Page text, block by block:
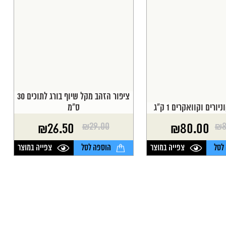
וקוואקרים 1 ק"ג
₪
₪80.00
צפייה במוצר
ציפור הזהב מקל שיוף בורג לתוכים 30
ס"מ
₪29.00
המחיר
המקורי
היה:
₪26.50
המחיר
הנוכחי
הוא:
הוספה לסל צפייה במוצר